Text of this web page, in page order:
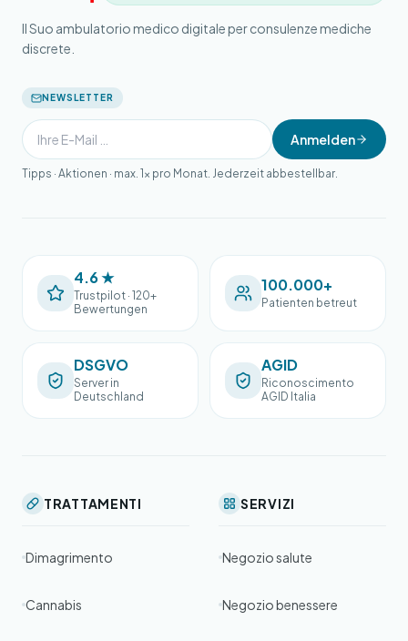
Il Suo ambulatorio medico digitale per consulenze mediche
discrete.
NEWSLETTER
Anmelden
Tipps · Aktionen · max. 1× pro Monat. Jederzeit abbestellbar.
4.6 ★
Trustpilot · 120+
Bewertungen
100.000+
Patienten betreut
DSGVO
Server in
Deutschland
AGID
Riconoscimento
AGID Italia
TRATTAMENTI
Dimagrimento
Cannabis
SERVIZI
Negozio salute
Negozio benessere